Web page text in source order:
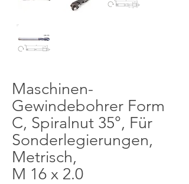
Maschinen-
Gewindebohrer Form
C, Spiralnut 35°, Für
Sonderlegierungen,
Metrisch,
M 16 x 2.0